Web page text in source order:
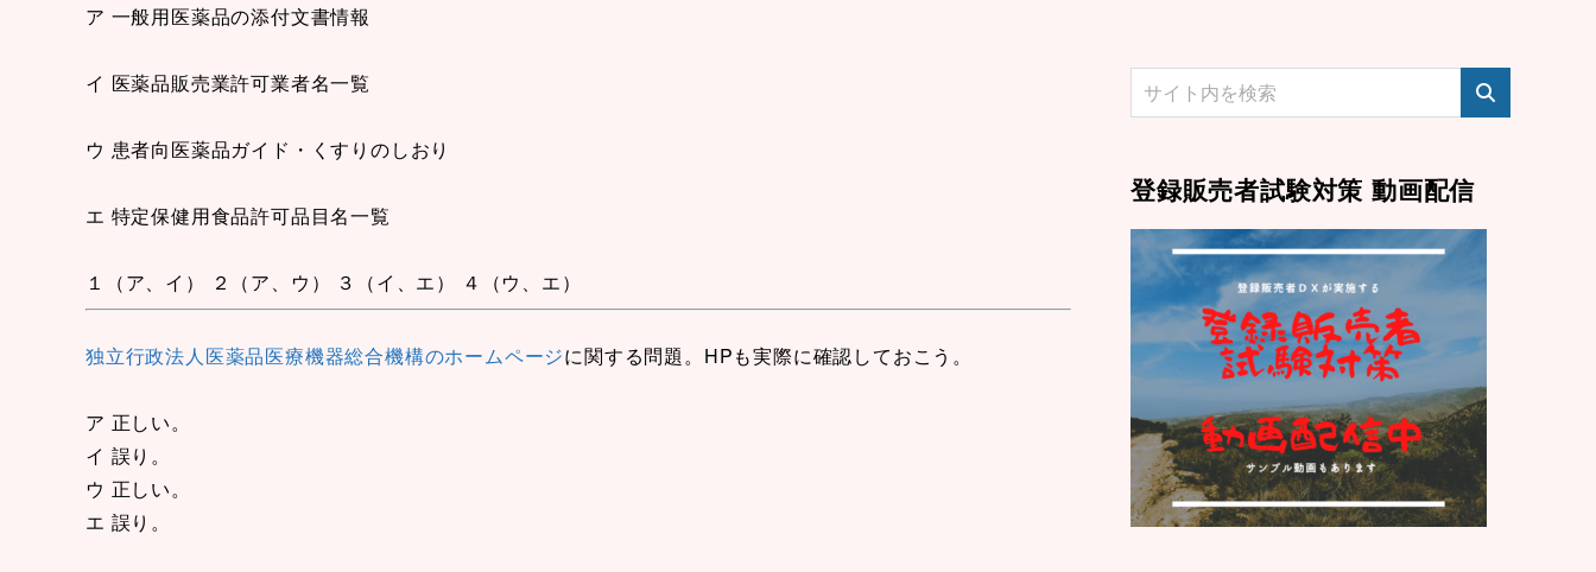
ア 一般用医薬品の添付文書情報
イ 医薬品販売業許可業者名一覧
ウ 患者向医薬品ガイド・くすりのしおり
エ 特定保健用食品許可品目名一覧
１（ア、イ） ２（ア、ウ） ３（イ、エ） ４（ウ、エ）
独立行政法人医薬品医療機器総合機構のホームページに関する問題。HPも実際に確認しておこう。
ア 正しい。
イ 誤り。
ウ 正しい。
エ 誤り。
登録販売者試験対策 動画配信